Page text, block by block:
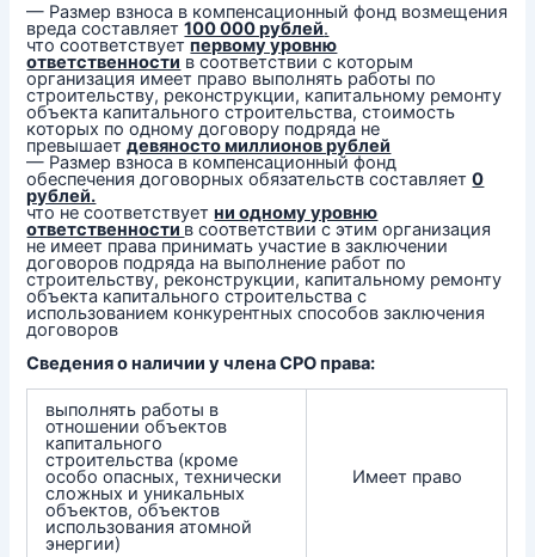
— Размер взноса в компенсационный фонд возмещения
вреда составляет100 000 рублей.
что соответствуетпервому уровню
ответственности в соответствии с которым
организация имеет право выполнять работы по
строительству, реконструкции, капитальному ремонту
объекта капитального строительства, стоимость
которых по одному договору подряда не
превышаетдевяносто миллионов рублей
— Размер взноса в компенсационный фонд
обеспечения договорных обязательств составляет0
рублей.
что не соответствуетни одному уровню
ответственности в соответствии с этим организация
не имеет права принимать участие в заключении
договоров подряда на выполнение работ по
строительству, реконструкции, капитальному ремонту
объекта капитального строительства с
использованием конкурентных способов заключения
договоров
Сведения о наличии у члена СРО права:
выполнять работы в
отношении объектов
капитального
строительства (кроме
особо опасных, технически
сложных и уникальных
объектов, объектов
использования атомной
энергии)
Имеет право